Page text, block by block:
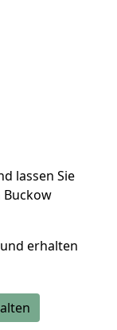
lassen Sie
Buckow
und erhalten